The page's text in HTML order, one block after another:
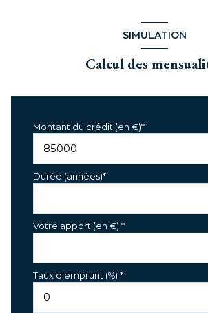
SIMULATION
Calcul des
Montant du crédit (en €)*
Durée (années)*
Votre apport (en €) *
Taux d'emprunt (%) *